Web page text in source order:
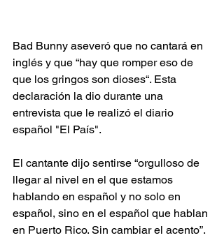
Bad Bunny aseveró que no cantará en
inglés y que “hay que romper eso de
que los gringos son dioses“. Esta
declaración la dio durante una
entrevista que le realizó el diario
español "El País".
El cantante dijo sentirse “orgulloso de
llegar al nivel en el que estamos
hablando en español y no solo en
español, sino en el español que hablan
en Puerto Rico. Sin cambiar el acento”.